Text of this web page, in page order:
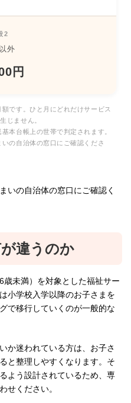
2
外
円
です。ひと月にどれだけサービス
じません。
本台帳上の世帯で判定されます。
の自治体の窓口にご確認くださ
いの自治体の窓口にご確認く
違うのか
歳未満）を対象とした福祉サー
小学校入学以降のお子さまを
で移行していくのが一般的な
か迷われている方は、お子さ
と整理しやすくなります。そ
よう設計されているため、専
せください。